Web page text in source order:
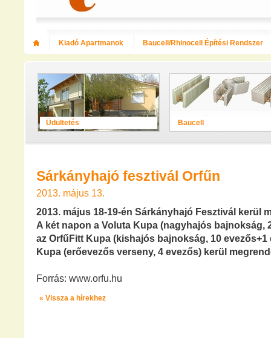
Kiadó Apartmanok Baucell/Rhinocell Építési Rendszer
Üdültetés Baucell
Sárkányhajó fesztivál Orfűn
2013. május 13.
2013. május 18-19-én Sárkányhajó Fesztivál kerül
A két napon a Voluta Kupa (nagyhajós bajnokság,
az OrfűFitt Kupa (kishajós bajnokság, 10
Kupa (erőevezős verseny, 4 evezős) kerül
Forrás: www.orfu.hu
« Vissza a hírekhez